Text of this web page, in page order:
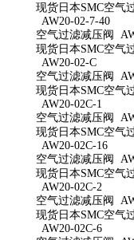
现货日本SMC空气
AW20-02-7-40
空气过滤减压阀
现货日本SMC空气
AW20-02-C
空气过滤减压阀
现货日本SMC空气
AW20-02C-1
空气过滤减压阀
现货日本SMC空气
AW20-02C-16
空气过滤减压阀
现货日本SMC空气
AW20-02C-2
空气过滤减压阀
现货日本SMC空气
AW20-02C-6